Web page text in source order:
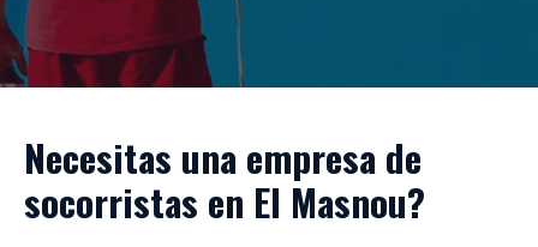
Necesitas una empresa de
socorristas en El Masnou?